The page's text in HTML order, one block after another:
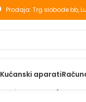
Prodaja: Trg slobode bb,
Kućanski aparati